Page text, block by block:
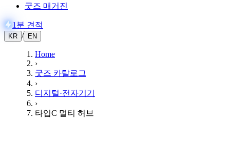
굿즈 매거진
1분 견적
KR / EN
Home
›
굿즈 카탈로그
›
디지털·전자기기
›
타입C 멀티 허브